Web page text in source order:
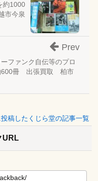
約1000
今泉
ファンク自伝等のプロ
600冊 出張買取 柏市
Prev
稿したくじら堂の記事一覧
URL